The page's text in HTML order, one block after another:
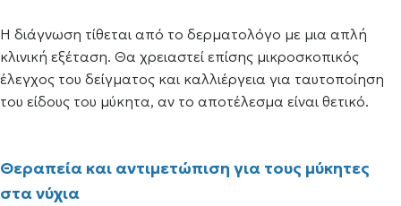
Η διάγνωση τίθεται από το δερματολόγο με μια απλή
κλινική εξέταση. Θα χρειαστεί επίσης μικροσκοπικός
έλεγχος του δείγματος και καλλιέργεια για ταυτοποίηση
του είδους του μύκητα, αν το αποτέλεσμα είναι θετικό.
Θεραπεία και αντιμετώπιση για τους μύκητες
στα νύχια